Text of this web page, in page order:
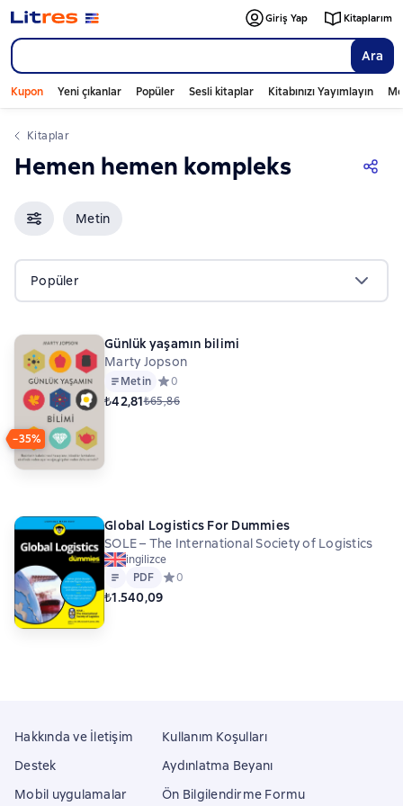
Ara
Giriş Yap Kitaplarım
Kupon Yeni çıkanlar Popüler Sesli kitaplar Kitabınızı Yayımlayın
Kitaplar
Hemen hemen kompleks
Metin
Popüler
−35%
Günlük yaşamın bilimi
Marty Jopson
Metin Средний рейтинг 0 на основе 0 оценок
0
₺42,81₺65,86
Global Logistics For Dummies
SOLE – The International Society of Logistics
ingilizce
Metin
PDF
PDF Средний рейтинг 0 на основе 0 оценок
0
₺1.540,09
Hakkında ve İletişim
Destek
Mobil uygulamalar
Kullanım Koşulları
Aydınlatma Beyanı
Ön Bilgilendirme Formu